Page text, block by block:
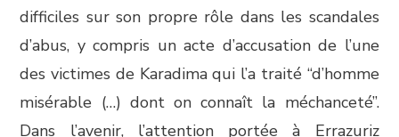
difficiles sur son propre rôle dans les scandales
d’abus, y compris un acte d’accusation de l’une
des victimes de Karadima qui l’a traité “d’homme
misérable (…) dont on connaît la méchanceté”.
Dans l’avenir, l’attention portée à Errazuriz